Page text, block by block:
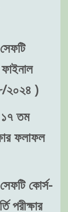
২০২৪ )
১৭ তম
ফলাফল
কোর্স-
পরীক্ষার